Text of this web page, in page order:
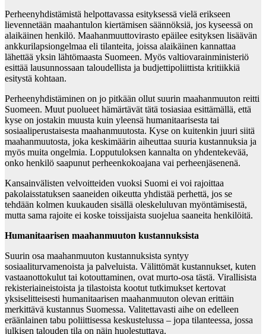
Perheenyhdistämistä helpottavassa esityksessä vielä erikseen
lievennetään maahantulon kiertämisen säännöksiä, jos kyseessä on
alaikäinen henkilö. Maahanmuuttovirasto epäilee esityksen lisäävän
ankkurilapsiongelmaa eli tilanteita, joissa alaikäinen kannattaa
lähettää yksin lähtömaasta Suomeen. Myös valtiovarainministeriö
esittää lausunnossaan taloudellista ja budjettipoliittista kritiikkiä
esitystä kohtaan.
Perheenyhdistäminen on jo pitkään ollut suurin maahanmuuton reitti
Suomeen. Muut puolueet hämärtävät tätä tosiasiaa esittämällä, että
kyse on jostakin muusta kuin yleensä humanitaarisesta tai
sosiaaliperustaisesta maahanmuutosta. Kyse on kuitenkin juuri siitä
maahanmuutosta, joka keskimäärin aiheuttaa suuria kustannuksia ja
myös muita ongelmia. Lopputuloksen kannalta on yhdentekevää,
onko henkilö saapunut perheenkokoajana vai perheenjäsenenä.
Kansainvälisten velvoitteiden vuoksi Suomi ei voi rajoittaa
pakolaisstatuksen saaneiden oikeutta yhdistää perhettä, jos se
tehdään kolmen kuukauden sisällä oleskeluluvan myöntämisestä,
mutta sama rajoite ei koske toissijaista suojelua saaneita henkilöitä.
Humanitaarisen maahanmuuton kustannuksista
Suurin osa maahanmuuton kustannuksista syntyy
sosiaaliturvamenoista ja palveluista. Välittömät kustannukset, kuten
vastaanottokulut tai kotouttaminen, ovat murto-osa tästä. Virallisista
rekisteriaineistoista ja tilastoista kootut tutkimukset kertovat
yksiselitteisesti humanitaarisen maahanmuuton olevan erittäin
merkittävä kustannus Suomessa. Valitettavasti aihe on edelleen
eräänlainen tabu poliittisessa keskustelussa – jopa tilanteessa, jossa
julkisen talouden tila on näin huolestuttava.